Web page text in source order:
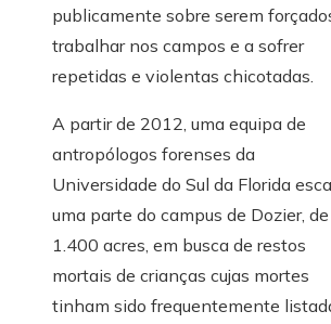
publicamente sobre serem
trabalhar nos campos e a sofrer
repetidas e violentas chicotadas.
A partir de 2012, uma equipa de
antropólogos forenses da
Universidade do Sul da Florida
uma parte do campus de Dozier, de
1.400 acres, em busca de restos
mortais de crianças cujas mortes
tinham sido frequentemente